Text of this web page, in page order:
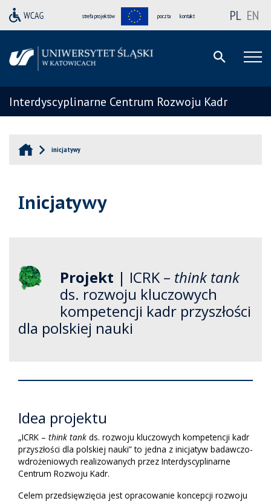
strefa projektów poczta kontakt PL EN
Interdyscyplinarne Centrum Rozwoju Kadr
inicjatywy
Inicjatywy
Projekt | ICRK – think tank
ds. rozwoju kluczowych
kompetencji kadr przyszłości
dla polskiej nauki
Idea projektu
„ICRK – think tank ds. rozwoju kluczowych kompetencji kadr
przyszłości dla polskiej nauki” to jedna z inicjatyw badawczo-
wdrożeniowych realizowanych przez Interdyscyplinarne
Centrum Rozwoju Kadr.
Celem przedsięwzięcia jest opracowanie koncepcji rozwoju